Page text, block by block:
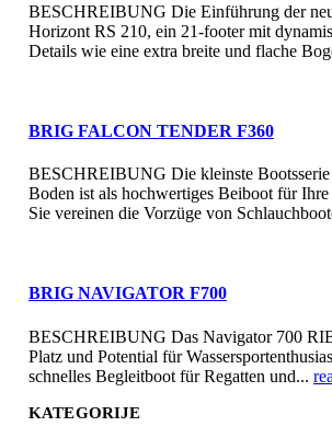
BESCHREIBUNG Die Einführung der
Horizont RS 210, ein 21-footer mit
Details wie eine extra breite und flache
BRIG FALCON TENDER F360
BESCHREIBUNG Die kleinste
Boden ist als hochwertiges Beiboot für
Sie vereinen die Vorzüge von
BRIG NAVIGATOR F700
BESCHREIBUNG Das Navigator 700
Platz und Potential für
schnelles Begleitboot für Regatten und...
KATEGORIJE